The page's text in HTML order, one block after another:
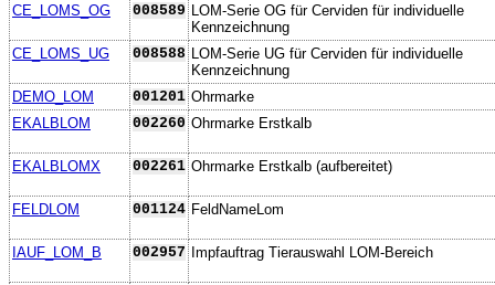
CE_LOMS_OG 008589
LOM-Serie OG für Cerviden für individuelle
Kennzeichnung
CE_LOMS_UG
008588
LOM-Serie UG für Cerviden für individuelle
Kennzeichnung
DEMO_LOM
001201 Ohrmarke
EKALBLOM
002260 Ohrmarke Erstkalb
EKALBLOMX 002261 Ohrmarke Erstkalb (aufbereitet)
FELDLOM 001124 FeldNameLom
IAUF_LOM_B 002957 Impfauftrag Tierauswahl LOM-Bereich